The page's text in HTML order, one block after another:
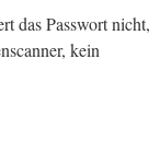
das Passwort nicht,
kein